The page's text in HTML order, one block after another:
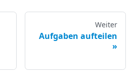
Weiter
Aufgaben aufteilen